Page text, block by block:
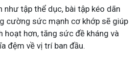
như tập thể dục, bài tập kéo dãn
cường sức mạnh cơ khớp sẽ giúp
hoạt hơn, tăng sức đề kháng và
đệm về vị trí ban đầu.